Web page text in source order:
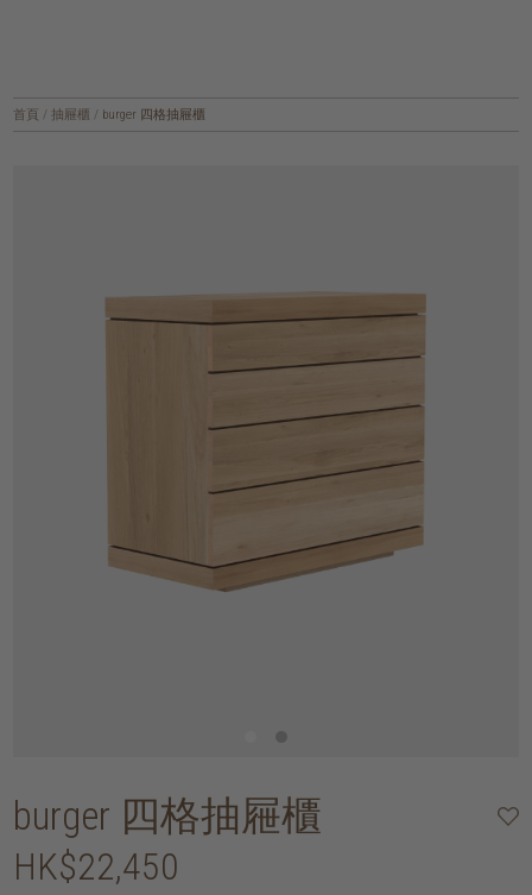
首頁 / 抽屜櫃 / burger 四格抽屜櫃
burger 四格抽屜櫃
HK$22,450